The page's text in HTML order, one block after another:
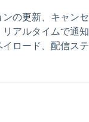
の更新、キャンセ
アルタイムで通知
ロード、配信ステ